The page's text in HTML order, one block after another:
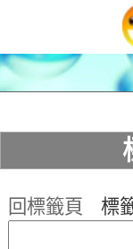
回標籤頁
標